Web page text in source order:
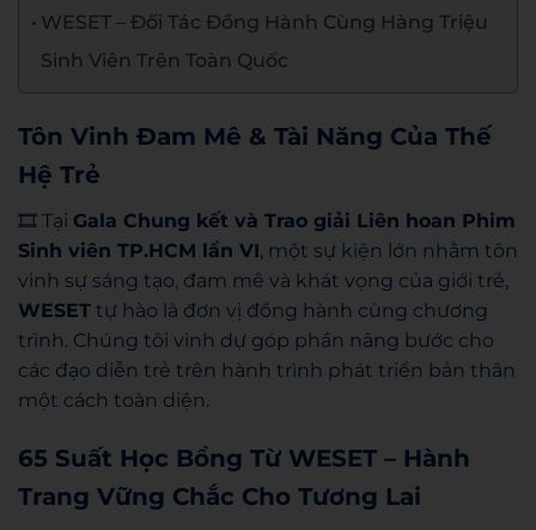
WESET – Đối Tác Đồng Hành Cùng Hàng Triệu
Sinh Viên Trên Toàn Quốc
Tôn Vinh Đam Mê & Tài Năng Của Thế
Hệ Trẻ
🎞️ Tại Gala Chung kết và Trao giải Liên hoan Phim
Sinh viên TP.HCM lần VI, một sự kiện lớn nhằm tôn
vinh sự sáng tạo, đam mê và khát vọng của giới trẻ,
WESET tự hào là đơn vị đồng hành cùng chương
trình. Chúng tôi vinh dự góp phần nâng bước cho
các đạo diễn trẻ trên hành trình phát triển bản thân
một cách toàn diện.
65 Suất Học Bổng Từ WESET – Hành
Trang Vững Chắc Cho Tương Lai